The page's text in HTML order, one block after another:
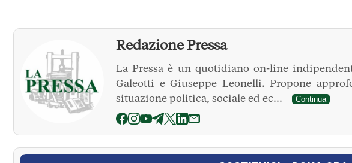
Redazione Pressa
La Pressa è un quotidiano on-line
Galeotti e Giuseppe Leonelli. Propone
situazione politica, sociale ed ec...
Continua
La Pressa